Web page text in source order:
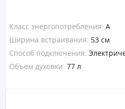
Класс энергопотребления: A
Ширина встраивания: 53 см
Способ подключения:
Объем духовки: 77 л